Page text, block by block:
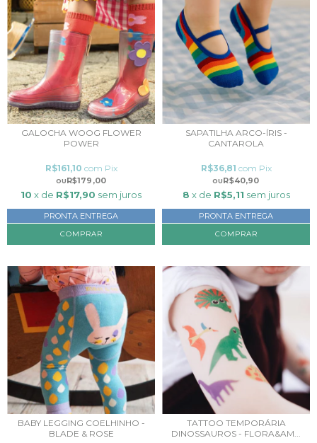
GALOCHA WOOG FLOWER
POWER
R$179,00
R$161,10 com Pix
10 x de R$17,90 sem juros
PRONTA ENTREGA
COMPRAR
SAPATILHA ARCO-ÍRIS -
CANTAROLA
R$40,90
R$36,81 com Pix
8 x de R$5,11 sem juros
PRONTA ENTREGA
COMPRAR
BABY LEGGING COELHINHO -
BLADE & ROSE
TATTOO TEMPORÁRIA
DINOSSAUROS - FLORA&AM...